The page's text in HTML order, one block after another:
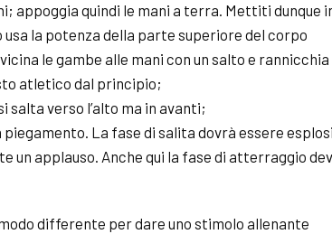
appoggia quindi le mani a terra. Mettiti dunque
la potenza della parte superiore del corpo
le gambe alle mani con un salto e rannicchia
atletico dal principio;
salta verso l’alto ma in avanti;
piegamento. La fase di salita dovrà essere
un applauso. Anche qui la fase di atterraggio
differente per dare uno stimolo allenante